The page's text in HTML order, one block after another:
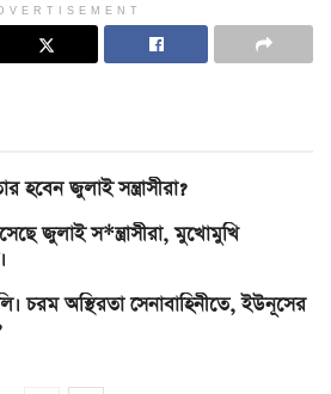
হবেন জুলাই সন্ত্রাসীরা?
জুলাই স*ন্ত্রাসীরা, মুখোমুখি
চরম অস্থিরতা সেনাবাহিনীতে, ইউনূসের